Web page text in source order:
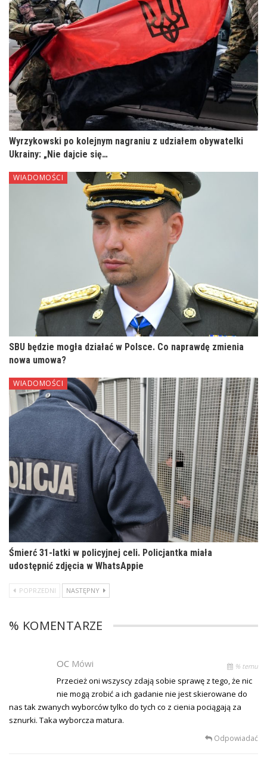
Wyrzykowski po kolejnym nagraniu z udziałem obywatelki
Ukrainy: „Nie dajcie się…
WIADOMOŚCI
SBU będzie mogła działać w Polsce. Co naprawdę zmienia
nowa umowa?
WIADOMOŚCI
Śmierć 31-latki w policyjnej celi. Policjantka miała
udostępnić zdjęcia w WhatsAppie
POPRZEDNI NASTĘPNY
% KOMENTARZE
OC Mówi % temu
Przecież oni wszyscy zdają sobie sprawę z tego, że nic
nie mogą zrobić a ich gadanie nie jest skierowane do
nas tak zwanych wyborców tylko do tych co z cienia pociągają za
sznurki. Taka wyborcza matura.
Odpowiadać